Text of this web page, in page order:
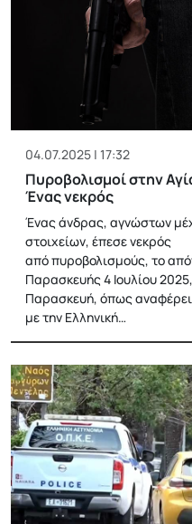
04.07.2025 | 17:32
Πυροβολισμοί στην
Ένας νεκρός
Ένας άνδρας, αγνώστων
στοιχείων, έπεσε νεκρός
από πυροβολισμούς, το
Παρασκευής 4 Ιουλίου
Παρασκευή, όπως
με την Ελληνική…